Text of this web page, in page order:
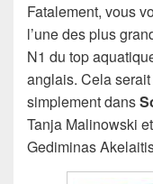
Fatalement, vous
l’une des plus
N1 du top
anglais. Cela
simplement dans
Tanja Malinowski
Gediminas